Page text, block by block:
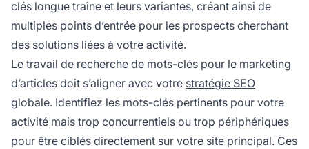
clés longue traîne et leurs variantes, créant ainsi de
multiples points d’entrée pour les prospects cherchant
des solutions liées à votre activité.
Le travail de recherche de mots-clés pour le marketing
d’articles doit s’aligner avec votre stratégie SEO
globale. Identifiez les mots-clés pertinents pour votre
activité mais trop concurrentiels ou trop périphériques
pour être ciblés directement sur votre site principal. Ces